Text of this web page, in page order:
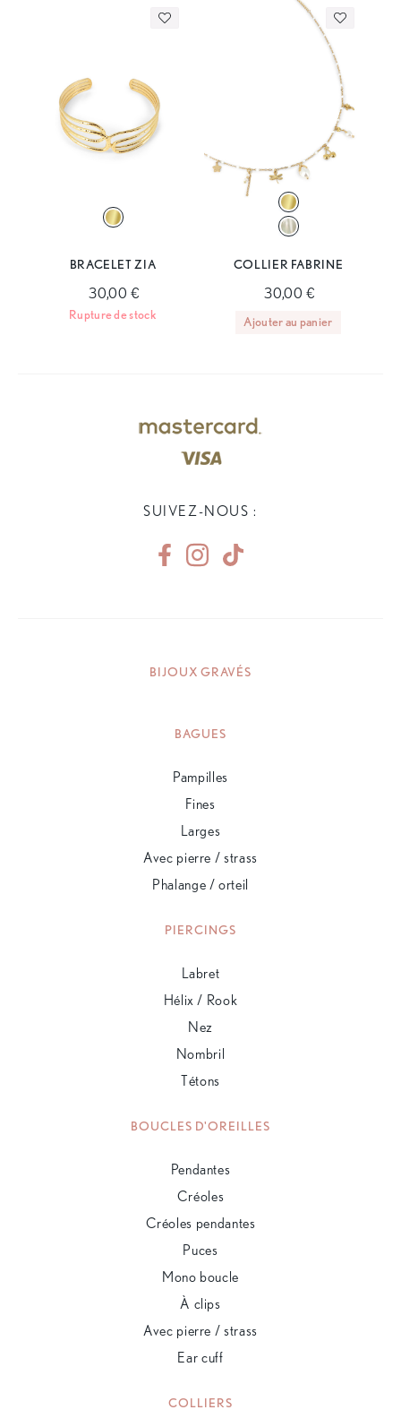
BRACELET ZIA
30,00 €
Rupture de stock
COLLIER FABRINE
30,00 €
Ajouter au panier
SUIVEZ-NOUS :
BIJOUX GRAVÉS
BAGUES
Pampilles
Fines
Larges
Avec pierre / strass
Phalange / orteil
PIERCINGS
Labret
Hélix / Rook
Nez
Nombril
Tétons
BOUCLES D'OREILLES
Pendantes
Créoles
Créoles pendantes
Puces
Mono boucle
À clips
Avec pierre / strass
Ear cuff
COLLIERS